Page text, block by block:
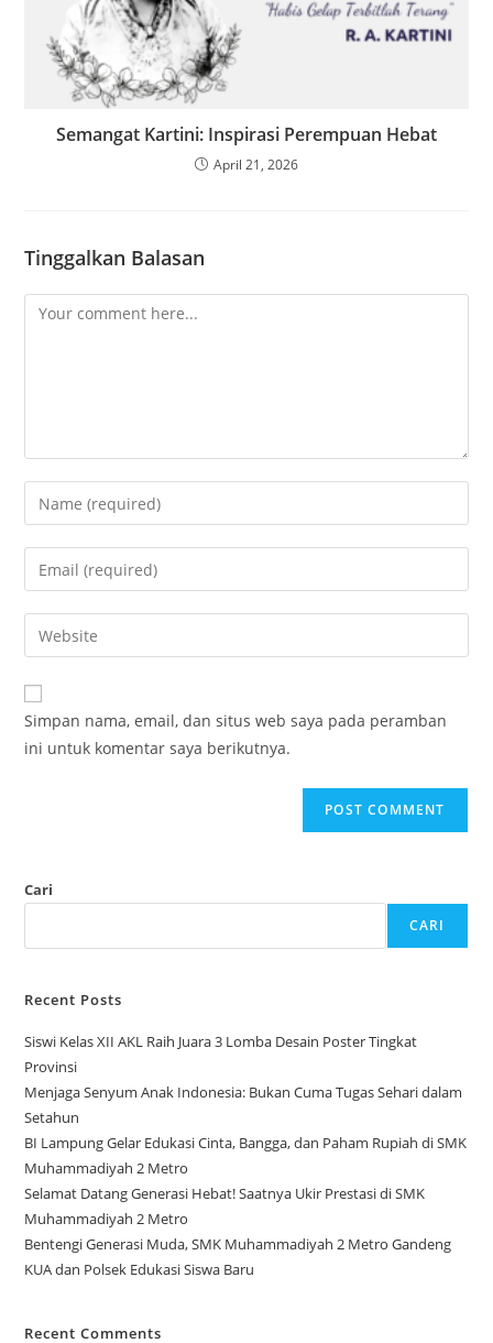
Semangat Kartini: Inspirasi Perempuan Hebat
April 21, 2026
Tinggalkan Balasan
Comment
Enter
your
name
comment
Enter
your
email
address
comment
Enter
your
website
URL
(optional)
Simpan nama, email, dan situs web saya pada peramban
ini untuk komentar saya berikutnya.
Cari
CARI
Recent Posts
Siswi Kelas XII AKL Raih Juara 3 Lomba Desain Poster Tingkat
Provinsi
Menjaga Senyum Anak Indonesia: Bukan Cuma Tugas Sehari dalam
Setahun
BI Lampung Gelar Edukasi Cinta, Bangga, dan Paham Rupiah di SMK
Muhammadiyah 2 Metro
Selamat Datang Generasi Hebat! Saatnya Ukir Prestasi di SMK
Muhammadiyah 2 Metro
Bentengi Generasi Muda, SMK Muhammadiyah 2 Metro Gandeng
KUA dan Polsek Edukasi Siswa Baru
Recent Comments